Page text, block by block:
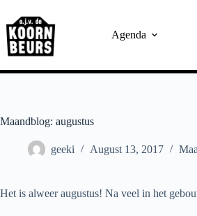
content
Agenda
Maandblog: augustus
geeki August 13, 2017
Het is alweer augustus! Na veel in het